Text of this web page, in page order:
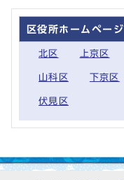
区役所ホームページ
北区 上京区
山科区 下京区
伏見区